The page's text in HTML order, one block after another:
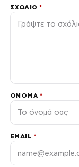
ΣΧΌΛΙΟ*
ΌΝΟΜΑ *
EMAIL *